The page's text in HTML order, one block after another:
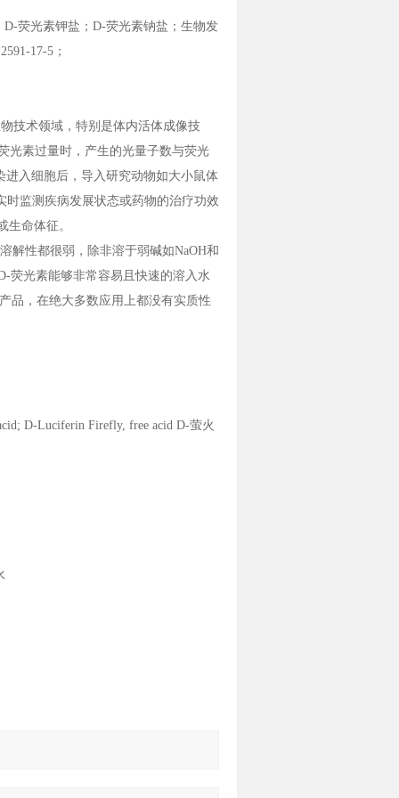
荧光素钾盐；D-荧光素钠盐；生物发
17-5；
技术领域，特别是体内活体成像技
光素过量时，产生的光量子数与荧光
入细胞后，导入研究动物如大小鼠体
监测疾病发展状态或药物的治疗功效
命体征。
解性都很弱，除非溶于弱碱如NaOH和
荧光素能够非常容易且快速的溶入水
品，在绝大多数应用上都没有实质性
D-Luciferin Firefly, free acid D-萤火